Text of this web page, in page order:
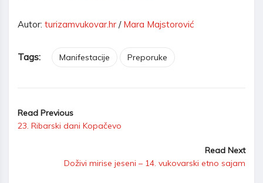
Autor: turizamvukovar.hr / Mara Majstorović
Tags: Manifestacije Preporuke
Read Previous
23. Ribarski dani Kopačevo
Read Next
Doživi mirise jeseni – 14. vukovarski etno sajam